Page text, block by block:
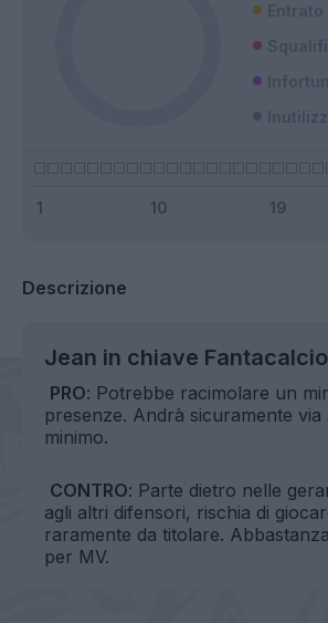
Descrizione
Jean in chiave Fantacalcio
PRO: Potrebbe racimolare un
presenze. Andrà sicuramente
minimo.
CONTRO: Parte dietro nelle
agli altri difensori, rischia di
raramente da titolare.
per MV.